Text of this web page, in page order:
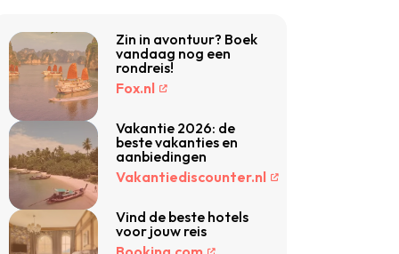
Zin in avontuur? Boek
vandaag nog een
rondreis!
Fox.nl
Vakantie 2026: de
beste vakanties en
aanbiedingen
Vakantiediscounter.nl
Vind de beste hotels
voor jouw reis